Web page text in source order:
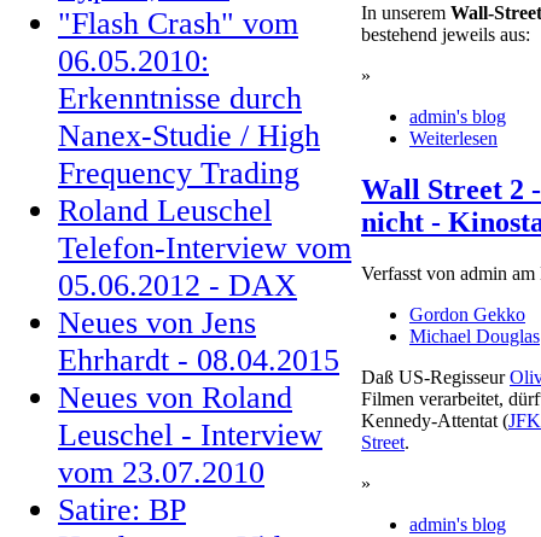
"Flash Crash" vom
06.05.2010:
Erkenntnisse durch
Nanex-Studie / High
Frequency Trading
Roland Leuschel
Telefon-Interview vom
05.06.2012 - DAX
Neues von Jens
Ehrhardt - 08.04.2015
Neues von Roland
Leuschel - Interview
vom 23.07.2010
Satire: BP
In unserem Wall-
bestehend jeweils aus:
»
admin's blog
Weiterlesen
Wall Street 2
nicht -
Verfasst von admin
Gordon Gekko
Michael Douglas
Daß US-Regisseur
Filmen verarbeitet,
Kennedy-Attentat (JFK
Street.
»
admin's blog